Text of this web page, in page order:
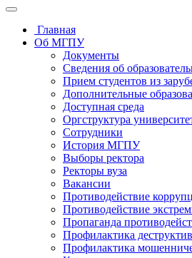
Главная
Об МГПУ
Документы
Сведения об
Прием студентов из
Дополнительные
Доступная среда
Оргструктура
Сотрудники
История МГПУ
Выборы ректора
Ректоры вуза
Вакансии
Противодействие
Противодействие
Пропаганда
Профилактика
Профилактика